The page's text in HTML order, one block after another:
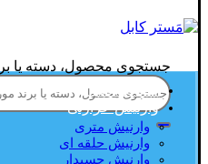
جستجوی محصول، دسته یا
صفحه اصلی
وارنیش حرارتی
وارنیش متری
وارنیش حلقه ای
وارنیش چسبدار